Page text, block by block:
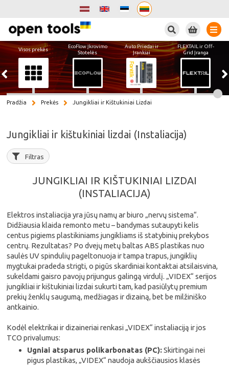
Visos prekės
EcoFlow Įkrovimo
Stotelės
Auto Priedai ir
Įrankiai
FLEXTAIL ir Off-
Grid Įranga
Pradžia Prekės Jungikliai ir Kištukiniai Lizdai
Jungikliai ir kištukiniai lizdai (Instaliacija)
Filtras
JUNGIKLIAI IR KIŠTUKINIAI LIZDAI
(INSTALIACIJA)
Elektros instaliacija yra jūsų namų ar biuro „nervų sistema“.
Didžiausia klaida remonto metu – bandymas sutaupyti kelis
centus pigiems plastikiniams jungikliams iš statybinių prekybos
centrų. Rezultatas? Po dvejų metų baltas ABS plastikas nuo
saulės UV spindulių pageltonuoja ir tampa trapus, jungiklių
mygtukai pradeda strigti, o pigūs skardiniai kontaktai atsilaisvina,
sukeldami gaisro pavojų prijungus galingą virdulį. „VIDEX“ serijos
jungikliai ir kištukiniai lizdai sukurti tam, kad pasiūlytų premium
prekių ženklų saugumą, medžiagas ir dizainą, bet be milžiniško
antkainio.
Kodėl elektrikai ir dizaineriai renkasi „VIDEX“ instaliaciją ir jos
TCO privalumus:
Ugniai atsparus polikarbonatas (PC):Skirtingai nei
pigus plastikas, „VIDEX“ naudoja aukščiausios klasės